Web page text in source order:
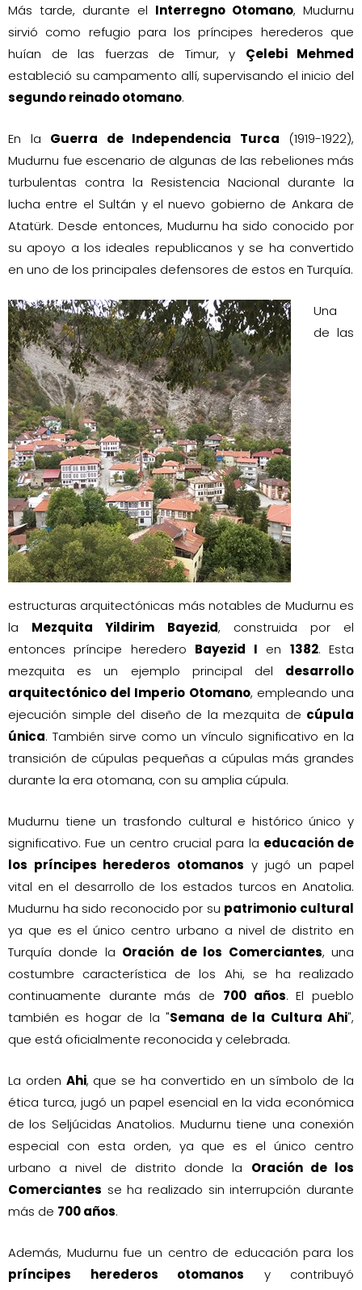
Más tarde, durante el Interregno Otomano, Mudurnu
sirvió como refugio para los príncipes herederos que
huían de las fuerzas de Timur, y Çelebi Mehmed
estableció su campamento allí, supervisando el inicio del
segundo reinado otomano.
En la Guerra de Independencia Turca (1919-1922),
Mudurnu fue escenario de algunas de las rebeliones más
turbulentas contra la Resistencia Nacional durante la
lucha entre el Sultán y el nuevo gobierno de Ankara de
Atatürk. Desde entonces, Mudurnu ha sido conocido por
su apoyo a los ideales republicanos y se ha convertido
en uno de los principales defensores de estos en Turquía.
Una
de las
estructuras arquitectónicas más notables de Mudurnu es
la Mezquita Yildirim Bayezid, construida por el
entonces príncipe heredero Bayezid I en 1382. Esta
mezquita es un ejemplo principal del desarrollo
arquitectónico del Imperio Otomano, empleando una
ejecución simple del diseño de la mezquita de cúpula
única. También sirve como un vínculo significativo en la
transición de cúpulas pequeñas a cúpulas más grandes
durante la era otomana, con su amplia cúpula.
Mudurnu tiene un trasfondo cultural e histórico único y
significativo. Fue un centro crucial para la educación de
los príncipes herederos otomanos y jugó un papel
vital en el desarrollo de los estados turcos en Anatolia.
Mudurnu ha sido reconocido por su patrimonio cultural
ya que es el único centro urbano a nivel de distrito en
Turquía donde la Oración de los Comerciantes, una
costumbre característica de los Ahi, se ha realizado
continuamente durante más de 700 años. El pueblo
también es hogar de la "Semana de la Cultura Ahi",
que está oficialmente reconocida y celebrada.
La orden Ahi, que se ha convertido en un símbolo de la
ética turca, jugó un papel esencial en la vida económica
de los Seljúcidas Anatolios. Mudurnu tiene una conexión
especial con esta orden, ya que es el único centro
urbano a nivel de distrito donde la Oración de los
Comerciantes se ha realizado sin interrupción durante
más de 700 años.
Además, Mudurnu fue un centro de educación para los
príncipes herederos otomanos y contribuyó